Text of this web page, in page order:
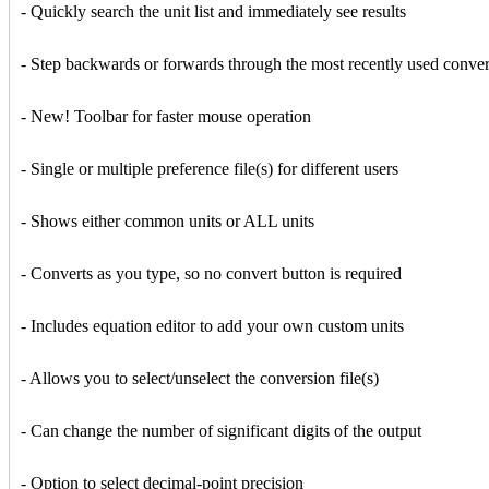
- Quickly search the unit list and immediately see results
- Step backwards or forwards through the most recently used
- New! Toolbar for faster mouse operation
- Single or multiple preference file(s) for different users
- Shows either common units or ALL units
- Converts as you type, so no convert button is required
- Includes equation editor to add your own custom units
- Allows you to select/unselect the conversion file(s)
- Can change the number of significant digits of the output
- Option to select decimal-point precision